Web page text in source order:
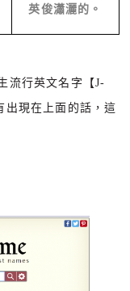
英俊瀟灑的。
流行英文名字【J-
出現在上面的話，這